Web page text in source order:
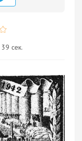
39 сек.